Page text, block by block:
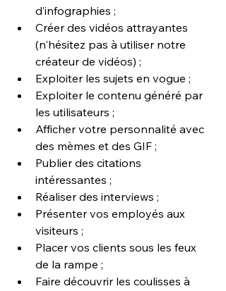
d’infographies ;
Créer des vidéos attrayantes
(n'hésitez pas à utiliser notre
créateur de vidéos) ;
Exploiter les sujets en vogue ;
Exploiter le contenu généré par
les utilisateurs ;
Afficher votre personnalité avec
des mèmes et des GIF ;
Publier des citations
intéressantes ;
Réaliser des interviews ;
Présenter vos employés aux
visiteurs ;
Placer vos clients sous les feux
de la rampe ;
Faire découvrir les coulisses à